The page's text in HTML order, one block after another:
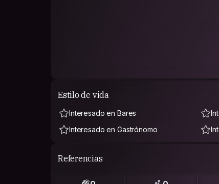
Estilo de vida
Interesado en Bares
Interesado en Gastrónomo
Referencias